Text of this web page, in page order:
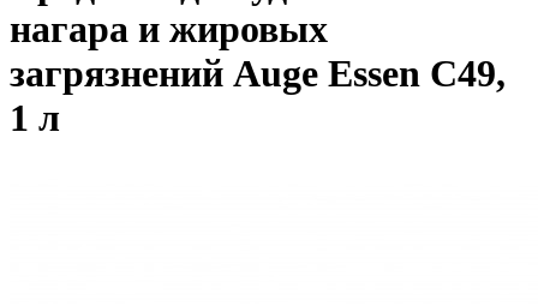
нагара и жировых
загрязнений Auge Essen C49,
1 л